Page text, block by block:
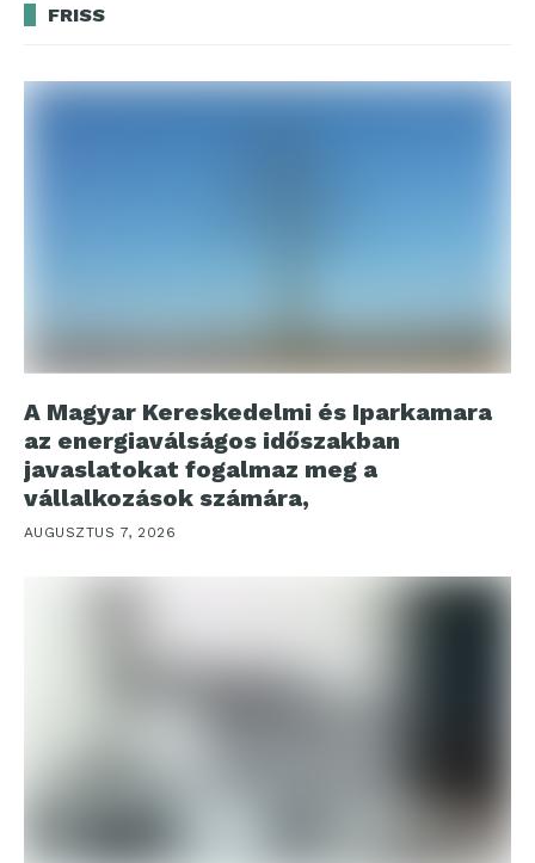
FRISS
A Magyar Kereskedelmi és Iparkamara
az energiaválságos időszakban
javaslatokat fogalmaz meg a
vállalkozások számára,
AUGUSZTUS 7, 2026